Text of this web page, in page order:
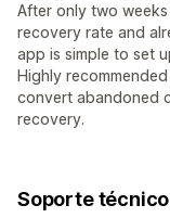
After only two weeks
recovery rate and
app is simple to set
Highly
convert abandoned
recovery.
Soporte técnico